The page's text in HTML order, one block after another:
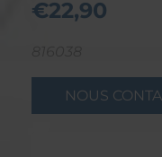
€22,90
NOUS